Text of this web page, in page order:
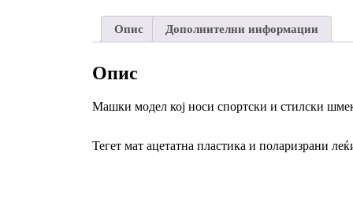
Опис Дополнителни информации
Опис
Машки модел кој носи спортски и стилски
Тегет мат ацетатна пластика и поларизрани